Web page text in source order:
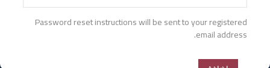
Password reset instructions will be sent to your registered
email address.